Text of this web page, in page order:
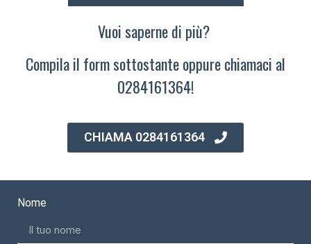
Vuoi saperne di più?
Compila il form sottostante oppure chiamaci al
0284161364!
CHIAMA 0284161364
Nome